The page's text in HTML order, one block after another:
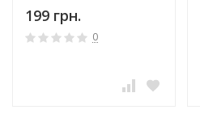
199 грн.
0